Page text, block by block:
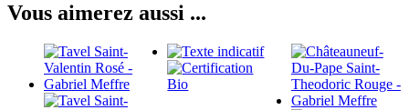
Vous aimerez aussi ...